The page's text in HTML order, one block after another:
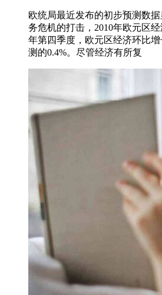
欧统局最近发布的初步预测数
务危机的打击，2010年欧元区
年第四季度，欧元区经济环比
测的0.4%。尽管经济有所复